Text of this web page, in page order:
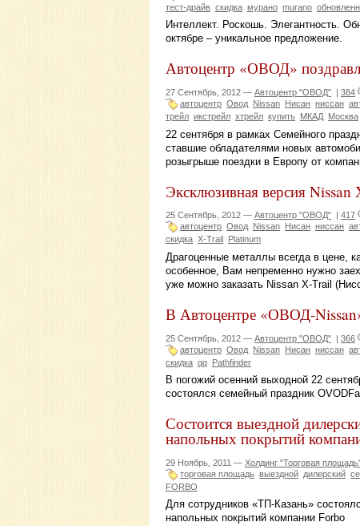
тест-драйв скидка мурано murano
Интеллект. Роскошь. Элегантность.
октябре – уникальное предложение.
Автоцентр «ОВОД»
27 Сентябрь, 2012 — Автоцентр "ОВОД" | 384
автоцентр Овод Nissan Нисан ниссан
трейл икстрейл хтрейл купить МКАД Москва
22 сентября в рамках Семейного
ставшие обладателями новых
розыгрыше поездки в Европу от
Эксклюзивная версия
25 Сентябрь, 2012 — Автоцентр "ОВОД"
417
автоцентр Овод Nissan Нисан ниссан
скидка X-Trail Platinum
Драгоценные металлы всегда в цене,
особенное, Вам непременно нужно
уже можно заказать Nissan X-Trail
В Автоцентре «ОВОД-
25 Сентябрь, 2012 — Автоцентр "ОВОД" | 366
автоцентр Овод Nissan Нисан ниссан
скидка qq Pathfinder
В погожий осенний выходной 22
состоялся семейный праздник
Состоится выездной
напольных покрытий
29 Ноябрь, 2011 — Холдинг "Торговая
торговая площадь выездной дилерский
FORBO
Для сотрудников «ТП-Казань»
напольных покрытий компании Forbo